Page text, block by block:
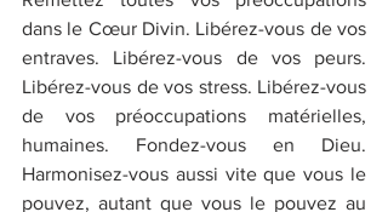
dans le Cœur Divin. Libérez-vous de vos
entraves. Libérez-vous de vos peurs.
Libérez-vous de vos stress. Libérez-vous
de vos préoccupations matérielles,
humaines. Fondez-vous en Dieu.
Harmonisez-vous aussi vite que vous le